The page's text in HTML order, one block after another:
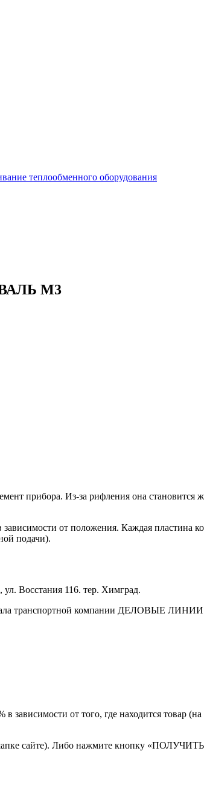
M3
Из-за рифления она становится
от положения. Каждая пластина
подачи).
ул. Восстания 116. тер. Химград.
транспортной компании ДЕЛОВЫЕ ЛИНИИ
зависимости от того, где находится товар
сайте). Либо нажмите кнопку